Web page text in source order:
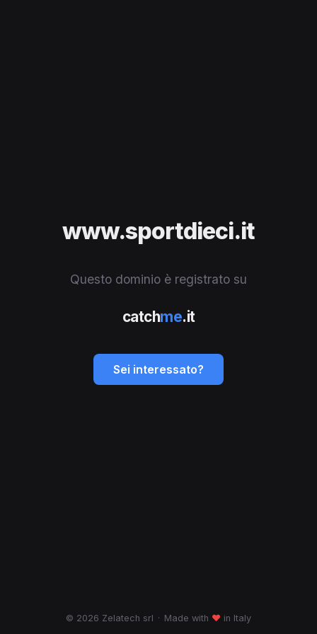
www.sportdieci.it
Questo dominio è registrato su
catchme.it
Sei interessato?
© 2026 Zelatech srl · Made with ♥ in Italy